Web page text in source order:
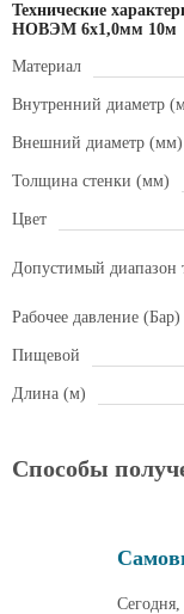
Технические
НОВЭМ 6x1,0мм 10м
Материал
Внутренний диаметр
Внешний диаметр (мм)
Толщина стенки (мм)
Цвет
Допустимый диапазон
Рабочее давление (Бар)
Пищевой
Длина (м)
Способы